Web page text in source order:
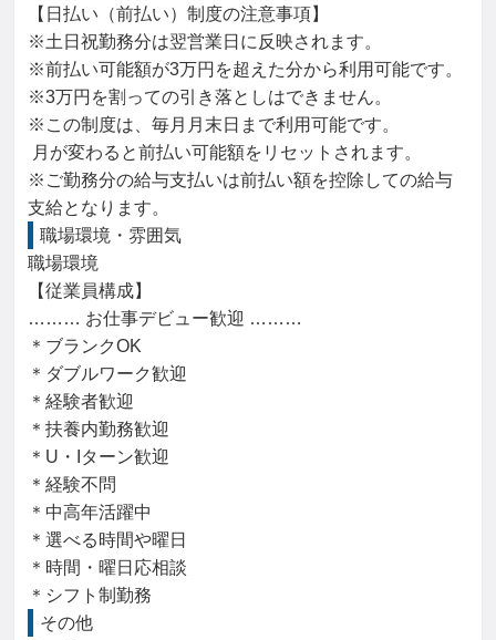
【日払い（前払い）制度の注意事項】
※土日祝勤務分は翌営業日に反映されます。
※前払い可能額が3万円を超えた分から利用可能です。
※3万円を割っての引き落としはできません。
※この制度は、毎月月末日まで利用可能です。
※ご勤務分の給与支払いは前払い額を控除しての給与
支給となります。
職場環境・雰囲気
職場環境
【従業員構成】
……… お仕事デビュー歓迎 ………
＊ブランクOK
＊ダブルワーク歓迎
＊経験者歓迎
＊扶養内勤務歓迎
＊U・Iターン歓迎
＊経験不問
＊中高年活躍中
＊選べる時間や曜日
＊時間・曜日応相談
＊シフト制勤務
その他